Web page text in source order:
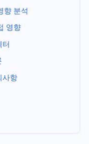
향 분석
영향
사항